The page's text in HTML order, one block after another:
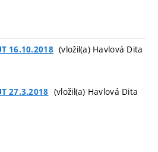
16.10.2018 (vložil(a) Havlová Dita
27.3.2018 (vložil(a) Havlová Dita